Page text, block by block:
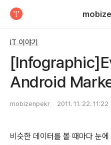
IT 이야기
Android
mobizenpekr 2011. 11. 22. 11:22
비슷한 데이터를 볼 때마다 눈